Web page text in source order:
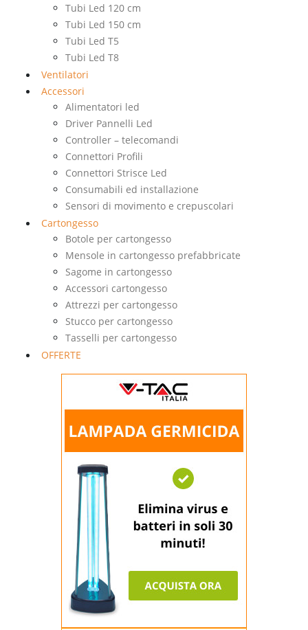
Tubi Led 120 cm
Tubi Led 150 cm
Tubi Led T5
Tubi Led T8
Ventilatori
Accessori
Alimentatori led
Driver Pannelli Led
Controller – telecomandi
Connettori Profili
Connettori Strisce Led
Consumabili ed installazione
Sensori di movimento e crepuscolari
Cartongesso
Botole per cartongesso
Mensole in cartongesso prefabbricate
Sagome in cartongesso
Accessori cartongesso
Attrezzi per cartongesso
Stucco per cartongesso
Tasselli per cartongesso
OFFERTE